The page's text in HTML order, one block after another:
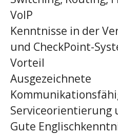
VoIP
Kenntnisse in der
und CheckPoint-
Vorteil
Ausgezeichnete
Serviceorientierung
Gute